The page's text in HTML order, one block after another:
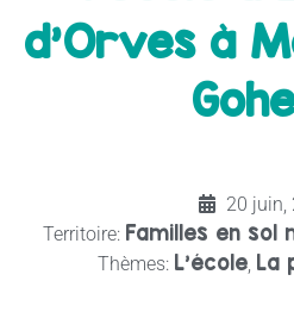
d’Orves à
20 juin,
Territoire: Familles en sol
Thèmes: L'école, La